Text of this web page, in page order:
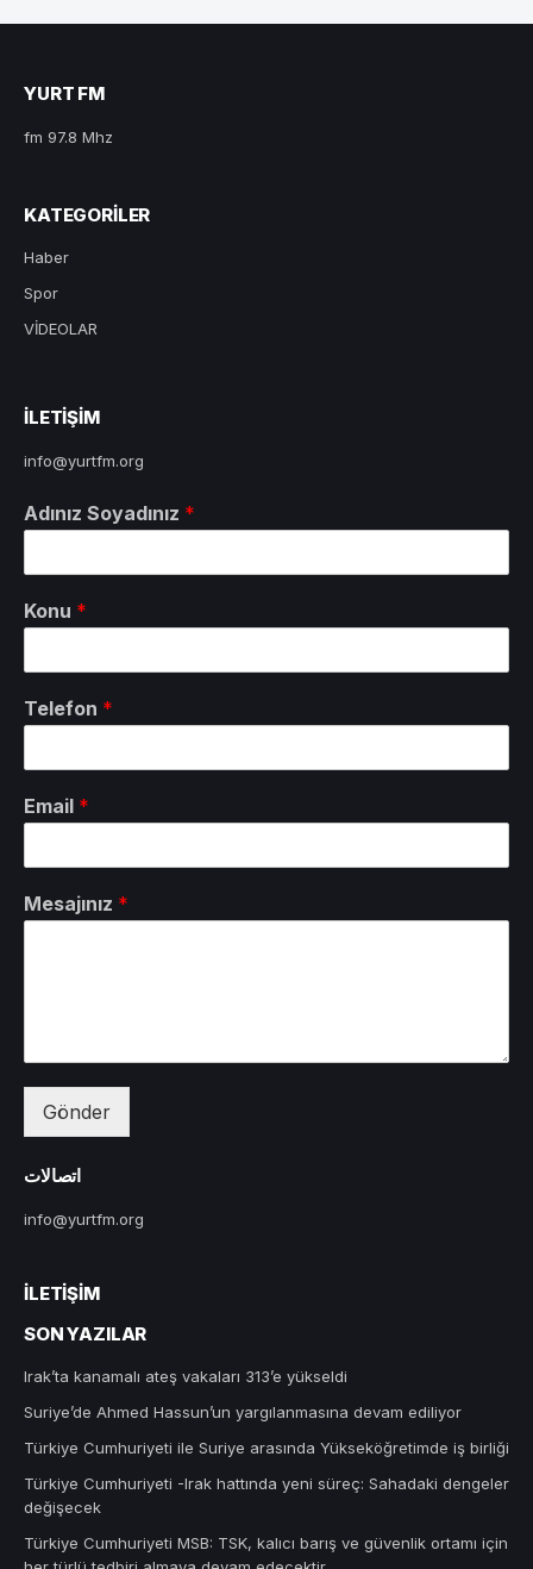
YURT FM
fm 97.8 Mhz
KATEGORILER
Haber
Spor
VİDEOLAR
ILETIŞIM
info@yurtfm.org
Adınız Soyadınız *
Konu *
Telefon *
Email *
Mesajınız *
Gönder
اتصالات
info@yurtfm.org
İLETIŞIM
SON YAZILAR
Irak’ta kanamalı ateş vakaları 313’e yükseldi
Suriye’de Ahmed Hassun’un yargılanmasına devam ediliyor
Türkiye Cumhuriyeti ile Suriye arasında Yükseköğretimde iş birliği
Türkiye Cumhuriyeti -Irak hattında yeni süreç: Sahadaki dengeler
değişecek
Türkiye Cumhuriyeti MSB: TSK, kalıcı barış ve güvenlik ortamı için